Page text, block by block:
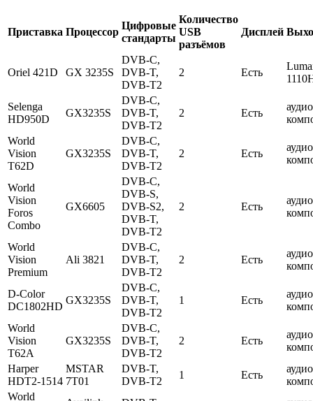
Приставка Процессор
Цифровые
стандарты
Количество
USB
разъёмов
Дисплей
Oriel 421D GX 3235S
DVB-C,
DVB-T,
DVB-T2
2 Есть
Selenga
HD950D
GX3235S
DVB-C,
DVB-T,
DVB-T2
2 Есть
World
Vision
T62D
GX3235S
DVB-C,
DVB-T,
DVB-T2
2 Есть
World
Vision
Foros
Combo
GX6605
DVB-C,
DVB-S,
DVB-S2,
DVB-T,
DVB-T2
2 Есть
World
Vision
Premium
Ali 3821
DVB-C,
DVB-T,
DVB-T2
2 Есть
D-Color
DC1802HD
GX3235S
DVB-C,
DVB-T,
DVB-T2
1 Есть
World
Vision
T62A
GX3235S
DVB-C,
DVB-T,
DVB-T2
2 Есть
Harper
HDT2-1514
MSTAR
7T01
DVB-T,
DVB-T2
1 Есть
World